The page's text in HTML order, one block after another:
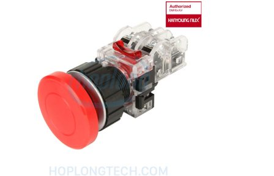
DRIVER / MOTOR STEP
Đèn báo quay
Đèn báo panel tròn
Đèn báo tháp
Đèn báo khác
CHUYỂN MẠCH / NÚT NHẤN
Chuyển mạch có khóa
Công tắc dừng khẩn
Nút nhấn
Phích cắm / Ổ cắm / Công tắc